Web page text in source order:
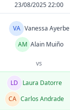
23/08/2025 22:00
VA Vanessa Ayerbe
AM Alain Muiño
vs
LD
Laura Datorre
CA Carlos Andrade